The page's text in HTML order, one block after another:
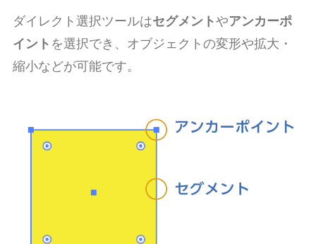
ダイレクト選択ツールはセグメントやアンカーポ
イント を選択でき、オブジェクトの変形や拡大・
縮小などが可能です。